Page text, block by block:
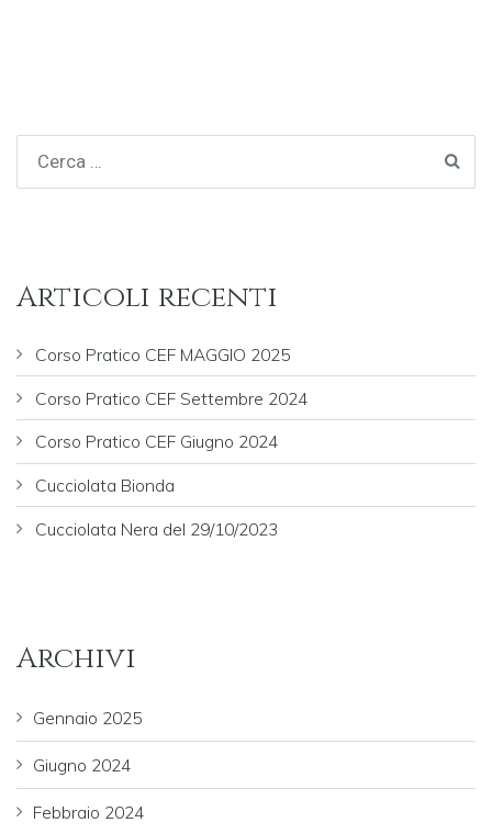
Articoli recenti
Corso Pratico CEF MAGGIO 2025
Corso Pratico CEF Settembre 2024
Corso Pratico CEF Giugno 2024
Cucciolata Bionda
Cucciolata Nera del 29/10/2023
Archivi
Gennaio 2025
Giugno 2024
Febbraio 2024